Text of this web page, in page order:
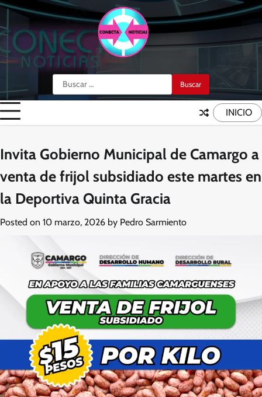
Skip
content
Buscar:
INICIO
Invita Gobierno Municipal de Camargo a
venta de frijol subsidiado este martes en
la Deportiva Quinta Gracia
Posted on 10 marzo, 2026 by Pedro Sarmiento